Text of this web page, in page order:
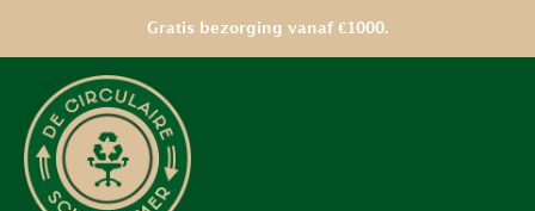
Gratis bezorging vanaf €1000.